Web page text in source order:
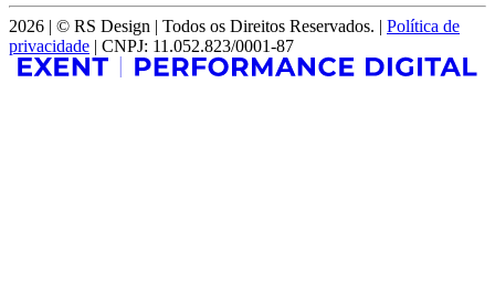
2026 | © RS Design | Todos os Direitos Reservados. | Política de
privacidade | CNPJ: 11.052.823/0001-87